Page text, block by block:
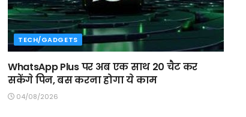
TECH/GADGETS
WhatsApp Plus पर अब एक साथ 20 चैट कर
सकेंगे पिन, बस करना होगा ये काम
04/08/2026